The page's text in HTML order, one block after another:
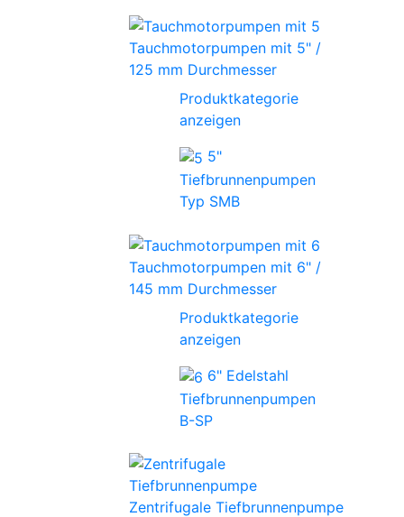
Tauchmotorpumpen mit 5" /
125 mm Durchmesser
Produktkategorie
anzeigen
5"
Tiefbrunnenpumpen
Typ SMB
Tauchmotorpumpen mit 6" /
145 mm Durchmesser
Produktkategorie
anzeigen
6" Edelstahl
Tiefbrunnenpumpen
B-SP
Zentrifugale Tiefbrunnenpumpe